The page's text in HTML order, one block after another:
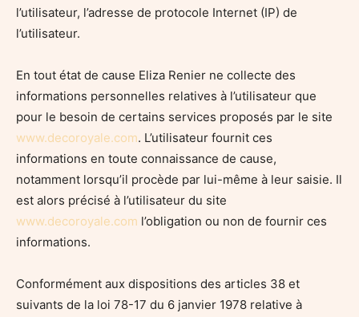
l’utilisateur, l’adresse de protocole Internet (IP) de
l’utilisateur.
En tout état de cause Eliza Renier ne collecte des
informations personnelles relatives à l’utilisateur que
pour le besoin de certains services proposés par le site
www.decoroyale.com. L’utilisateur fournit ces
informations en toute connaissance de cause,
notamment lorsqu’il procède par lui-même à leur saisie. Il
est alors précisé à l’utilisateur du site
www.decoroyale.com l’obligation ou non de fournir ces
informations.
Conformément aux dispositions des articles 38 et
suivants de la loi 78-17 du 6 janvier 1978 relative à